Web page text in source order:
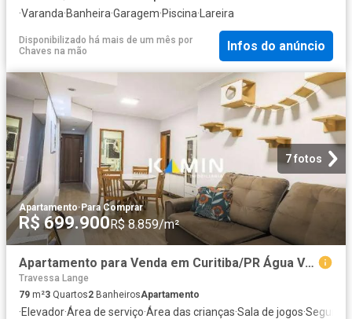
·Varanda·Banheira·Garagem·Piscina·Lareira
Disponibilizado há mais de um mês por
Chaves na mão
Infos do anúncio
7 fotos
Apartamento·Para Comprar
R$ 699.900 R$ 8.859/m²
Apartamento para Venda em Curitiba/PR Água Verde 3 Quartos
Travessa Lange
79 m²3 Quartos2 BanheirosApartamento
·Elevador·Área de serviço·Área das crianças·Sala de jogos·